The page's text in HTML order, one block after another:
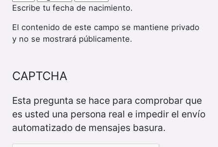
Escribe tu fecha de nacimiento.
El contenido de este campo se mantiene privado
y no se mostrará públicamente.
CAPTCHA
Esta pregunta se hace para comprobar que
es usted una persona real e impedir el envío
automatizado de mensajes basura.